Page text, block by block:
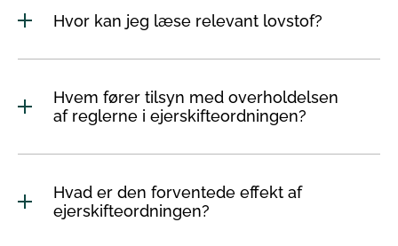
Hvor kan jeg læse relevant lovstof?
Hvem fører tilsyn med overholdelsen
af reglerne i ejerskifteordningen?
Hvad er den forventede effekt af
ejerskifteordningen?